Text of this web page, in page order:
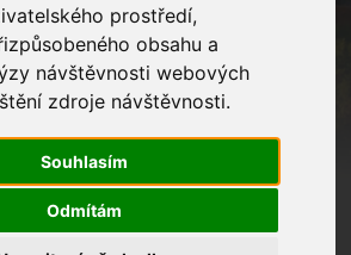
prostředí,
obsahu a
návštěvnosti webových
zdroje návštěvnosti.
Souhlasím
Odmítám